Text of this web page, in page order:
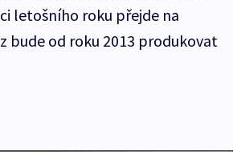
letošního roku přejde na
bude od roku 2013 produkovat